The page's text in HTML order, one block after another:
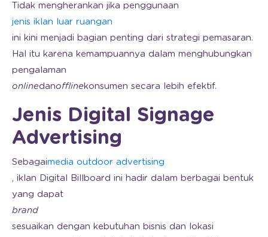
Tidak mengherankan jika penggunaan
jenis iklan luar ruangan
ini kini menjadi bagian penting dari strategi pemasaran.
Hal itu karena kemampuannya dalam menghubungkan
pengalaman
onlinedanofflinekonsumen secara lebih efektif.
Jenis Digital Signage
Advertising
Sebagaimedia outdoor advertising
, iklan Digital Billboard ini hadir dalam berbagai bentuk
yang dapat
brand
sesuaikan dengan kebutuhan bisnis dan lokasi